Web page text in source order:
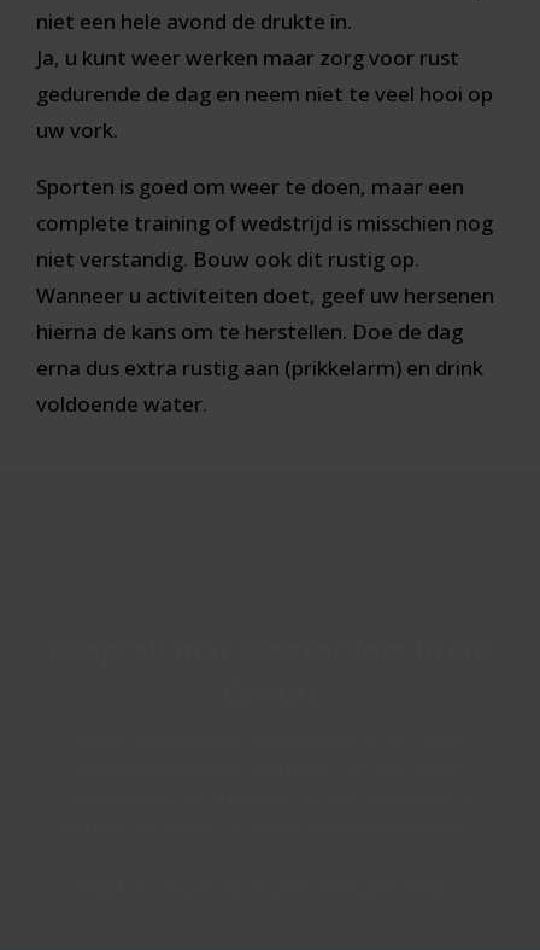
niet een hele avond de drukte in.
Ja, u kunt weer werken maar zorg voor rust
gedurende de dag en neem niet te veel hooi op
uw vork.
Sporten is goed om weer te doen, maar een
complete training of wedstrijd is misschien nog
niet verstandig. Bouw ook dit rustig op.
Wanneer u activiteiten doet, geef uw hersenen
hierna de kans om te herstellen. Doe de dag
erna dus extra rustig aan (prikkelarm) en drink
voldoende water.